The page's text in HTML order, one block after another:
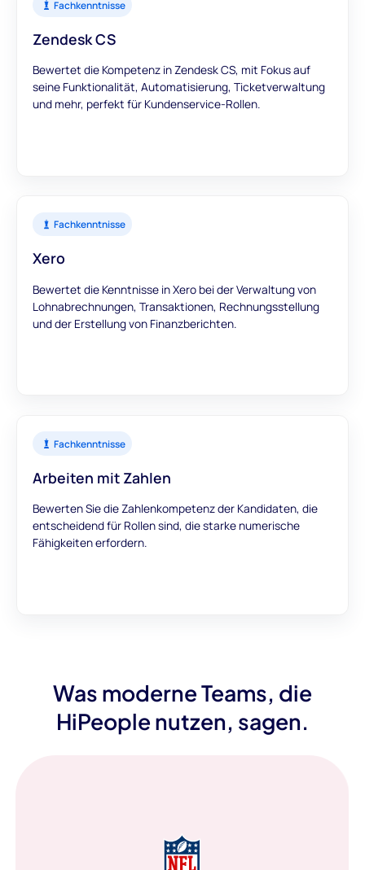
Fachkenntnisse
Zendesk CS
Bewertet die Kompetenz in Zendesk CS, mit Fokus auf
seine Funktionalität, Automatisierung, Ticketverwaltung
und mehr, perfekt für Kundenservice-Rollen.
Fachkenntnisse
Xero
Bewertet die Kenntnisse in Xero bei der Verwaltung von
Lohnabrechnungen, Transaktionen, Rechnungsstellung
und der Erstellung von Finanzberichten.
Fachkenntnisse
Arbeiten mit Zahlen
Bewerten Sie die Zahlenkompetenz der Kandidaten, die
entscheidend für Rollen sind, die starke numerische
Fähigkeiten erfordern.
Was moderne Teams, die
HiPeople nutzen, sagen.